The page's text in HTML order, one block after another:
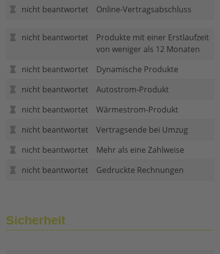
nicht beantwortet
Online-Vertragsabschluss
nicht beantwortet
Produkte mit einer Erstlaufzeit
von weniger als 12 Monaten
nicht beantwortet
Dynamische Produkte
nicht beantwortet
Autostrom-Produkt
nicht beantwortet
Wärmestrom-Produkt
nicht beantwortet
Vertragsende bei Umzug
nicht beantwortet
Mehr als eine Zahlweise
nicht beantwortet
Gedruckte Rechnungen
Sicherheit